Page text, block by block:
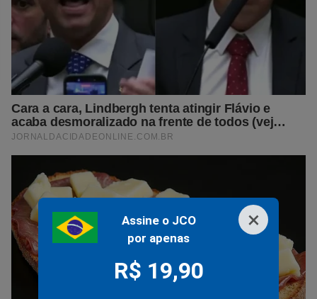
×
Assine o JCO
por apenas
R$ 19,90